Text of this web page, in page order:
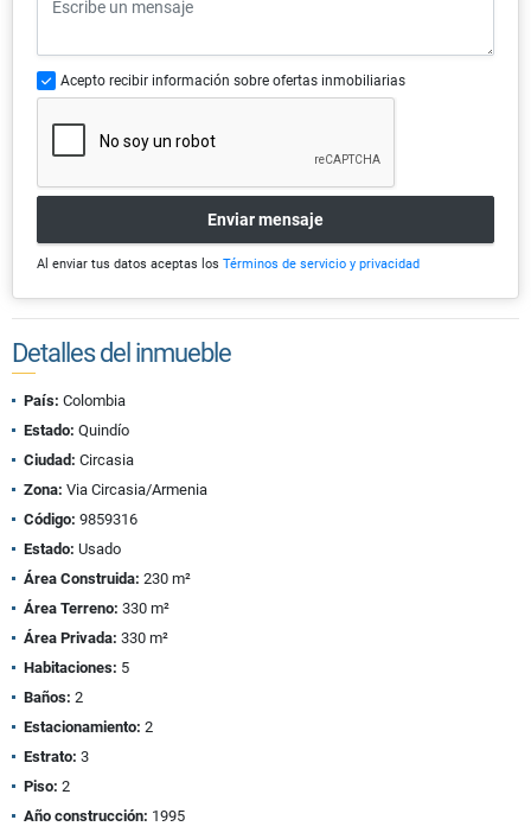
Acepto recibir información sobre ofertas inmobiliarias
Enviar mensaje
Al enviar tus datos aceptas los Términos de servicio y privacidad
Detalles del inmueble
País: Colombia
Estado: Quindío
Ciudad: Circasia
Zona: Via Circasia/Armenia
Código: 9859316
Estado: Usado
Área Construida: 230 m²
Área Terreno: 330 m²
Área Privada: 330 m²
Habitaciones: 5
Baños: 2
Estacionamiento: 2
Estrato: 3
Piso: 2
Año construcción: 1995